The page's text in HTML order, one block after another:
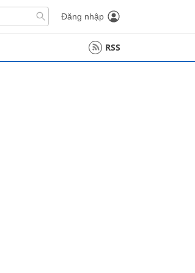
Đăng nhập
RSS